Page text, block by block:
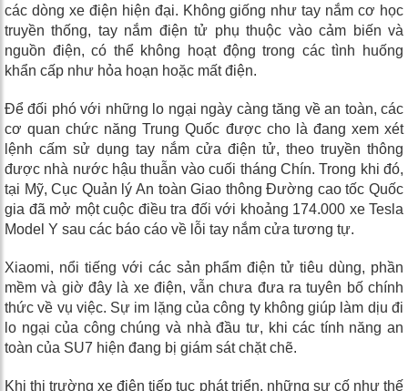
các dòng xe điện hiện đại. Không giống như tay nắm cơ học
truyền thống, tay nắm điện tử phụ thuộc vào cảm biến và
nguồn điện, có thể không hoạt động trong các tình huống
khẩn cấp như hỏa hoạn hoặc mất điện.
Để đối phó với những lo ngại ngày càng tăng về an toàn, các
cơ quan chức năng Trung Quốc được cho là đang xem xét
lệnh cấm sử dụng tay nắm cửa điện tử, theo truyền thông
được nhà nước hậu thuẫn vào cuối tháng Chín. Trong khi đó,
tại Mỹ, Cục Quản lý An toàn Giao thông Đường cao tốc Quốc
gia đã mở một cuộc điều tra đối với khoảng 174.000 xe Tesla
Model Y sau các báo cáo về lỗi tay nắm cửa tương tự.
Xiaomi, nổi tiếng với các sản phẩm điện tử tiêu dùng, phần
mềm và giờ đây là xe điện, vẫn chưa đưa ra tuyên bố chính
thức về vụ việc. Sự im lặng của công ty không giúp làm dịu đi
lo ngại của công chúng và nhà đầu tư, khi các tính năng an
toàn của SU7 hiện đang bị giám sát chặt chẽ.
Khi thị trường xe điện tiếp tục phát triển, những sự cố như thế